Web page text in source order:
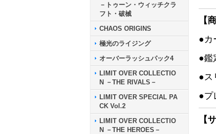
－トゥーン・ウィッチクラ
フト・破械
CHAOS ORIGINS
極光のライジング
オーバーラッシュパック4
LIMIT OVER COLLECTIO
N －THE RIVALS－
LIMIT OVER SPECIAL PA
CK Vol.2
LIMIT OVER COLLECTIO
N －THE HEROES－
【
●カ
●鑑
●ス
●プ
【